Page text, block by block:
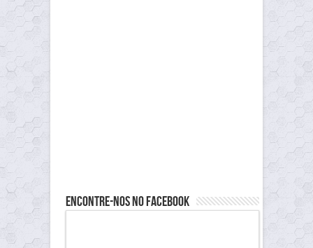
Encontre-nos no Facebook